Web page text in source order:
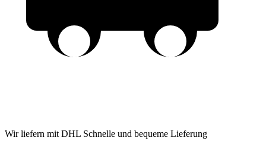
Wir liefern mit DHL Schnelle und bequeme Lieferung